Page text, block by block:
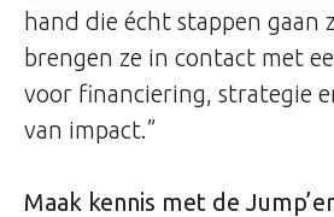
hand die écht stappen gaan
brengen ze in contact met
voor financiering, strategie
van impact.”
Maak kennis met de